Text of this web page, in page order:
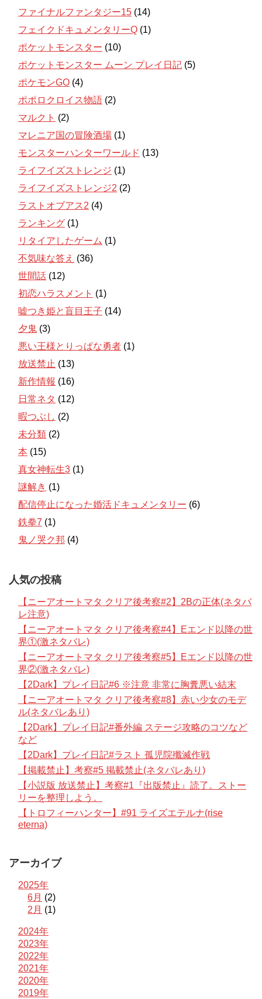
ファイナルファンタジー15 (14)
フェイクドキュメンタリーQ (1)
ポケットモンスター (10)
ポケットモンスター ムーン プレイ日記 (5)
ポケモンGO (4)
ポポロクロイス物語 (2)
マルクト (2)
マレニア国の冒険酒場 (1)
モンスターハンターワールド (13)
ライフイズストレンジ (1)
ライフイズストレンジ2 (2)
ラストオブアス2 (4)
ランキング (1)
リタイアしたゲーム (1)
不気味な答え (36)
世間話 (12)
初恋ハラスメント (1)
嘘つき姫と盲目王子 (14)
夕鬼 (3)
悪い王様とりっぱな勇者 (1)
放送禁止 (13)
新作情報 (16)
日常ネタ (12)
暇つぶし (2)
未分類 (2)
本 (15)
真女神転生3 (1)
謎解き (1)
配信停止になった婚活ドキュメンタリー (6)
鉄拳7 (1)
鬼ノ哭ク邦 (4)
人気の投稿
【ニーアオートマタ クリア後考察#2】2Bの正体(ネタバ
レ注意)
【ニーアオートマタ クリア後考察#4】Eエンド以降の世
界①(激ネタバレ)
【ニーアオートマタ クリア後考察#5】Eエンド以降の世
界②(激ネタバレ)
【2Dark】プレイ日記#6 ※注意 非常に胸糞悪い結末
【ニーアオートマタ クリア後考察#8】赤い少女のモデ
ル(ネタバレあり)
【2Dark】プレイ日記#番外編 ステージ攻略のコツなど
など
【2Dark】プレイ日記#ラスト 孤児院殲滅作戦
【掲載禁止】考察#5 掲載禁止(ネタバレあり)
【小説版 放送禁止】考察#1『出版禁止』読了。ストー
リーを整理しよう。
【トロフィーハンター】#91 ライズエテルナ(rise
eterna)
アーカイブ
2025年
6月 (2)
2月 (1)
2024年
2023年
2022年
2021年
2020年
2019年